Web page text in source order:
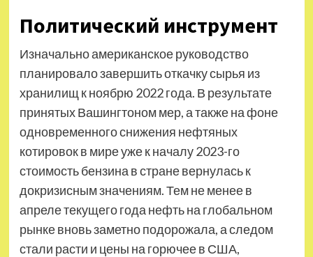
Политический инструмент
Изначально американское руководство
планировало завершить откачку сырья из
хранилищ к ноябрю 2022 года. В результате
принятых Вашингтоном мер, а также на фоне
одновременного снижения нефтяных
котировок в мире уже к началу 2023-го
стоимость бензина в стране вернулась к
докризисным значениям. Тем не менее в
апреле текущего года нефть на глобальном
рынке вновь заметно подорожала, а следом
стали расти и цены на горючее в США,